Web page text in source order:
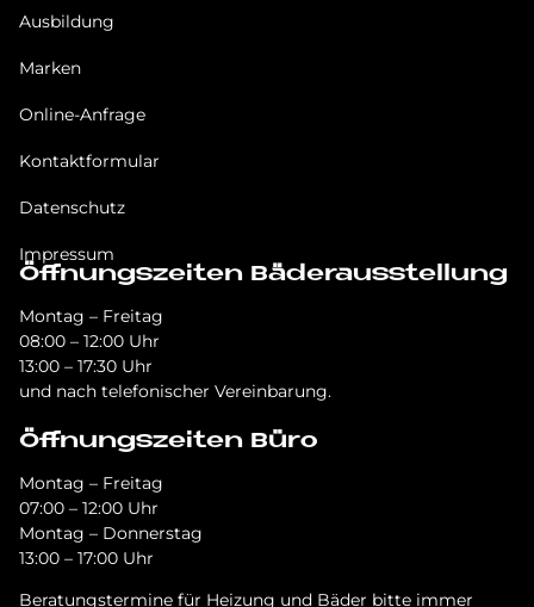
Ausbildung
Marken
Online-Anfrage
Kontaktformular
Datenschutz
Impressum
Öffnungszeiten Bäderausstellung
Montag – Freitag
08:00 – 12:00 Uhr
13:00 – 17:30 Uhr
und nach telefonischer Vereinbarung.
Öffnungszeiten Büro
Montag – Freitag
07:00 – 12:00 Uhr
Montag – Donnerstag
13:00 – 17:00 Uhr
Beratungstermine für Heizung und Bäder bitte immer